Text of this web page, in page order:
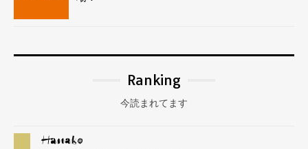
Ranking
今読まれてます